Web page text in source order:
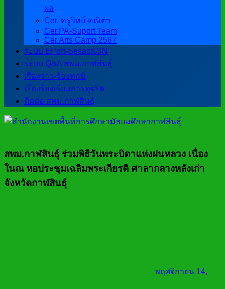
ผล
Cer. ครูวิทย์-คณิตฯ
Cer.PA-Suport Team
Cer.Arts Camp 2567
ระบบ EPort-SesaoKSN
ระบบ Q&A สพม.กาฬสินธุ์
เรื่องราว-ร้องทุกข์
เรื่องร้องเรียนการทุจริต
ติดต่อ สพม.กาฬสินธุ์
สพม.กาฬสินธุ์ ร่วมพิธีวันพระบิดาแห่งฝนหลวง เนื่อง
ในณ หอประชุมเฉลิมพระเกียรติ ศาลากลางหลังเก่า
จังหวัดกาฬสินธุ์
พฤศจิกายน 14,